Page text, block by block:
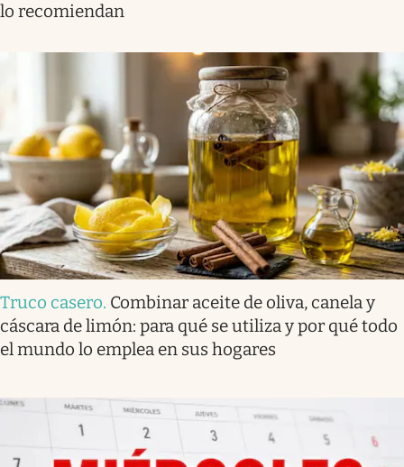
lo recomiendan
Truco casero. Combinar aceite de oliva, canela y
cáscara de limón: para qué se utiliza y por qué todo
el mundo lo emplea en sus hogares